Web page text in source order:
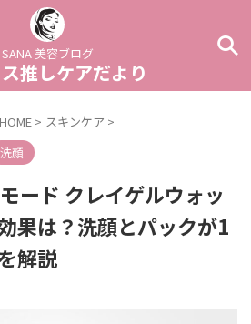
SANA 美容ブログ
推しケアだより
> スキンケア >
洗顔
ード クレイゲルウォッ
果は？洗顔とパックが1
解説